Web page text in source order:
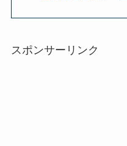
スポンサーリンク